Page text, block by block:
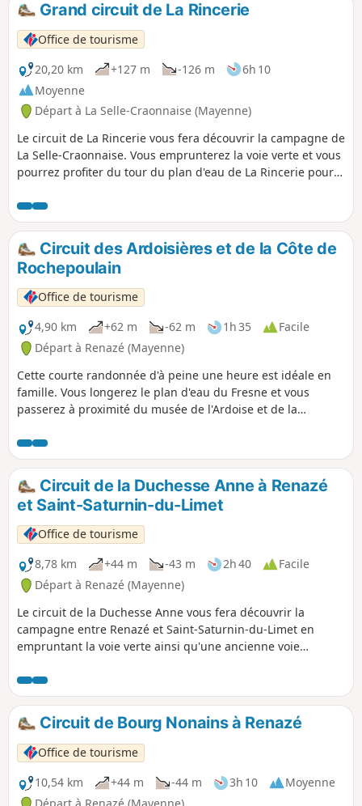
Grand circuit de La Rincerie
Office de tourisme
20,20 km
+127 m -126 m
6h 10
Moyenne
Départ à La Selle-Craonnaise (Mayenne)
Le circuit de La Rincerie vous fera découvrir la campagne de
La Selle-Craonnaise. Vous emprunterez la voie verte et vous
pourrez profiter du tour du plan d'eau de La Rincerie pour
Circuit des Ardoisières et de la Côte de
Rochepoulain
Office de tourisme
4,90 km
+62 m -62 m 1h 35
Facile
Départ à Renazé (Mayenne)
Cette courte randonnée d'à peine une heure est idéale en
famille. Vous longerez le plan d'eau du Fresne et vous
passerez à proximité du musée de l'Ardoise et de la
Circuit de la Duchesse Anne à Renazé
et Saint-Saturnin-du-Limet
Office de tourisme
8,78 km
+44 m -43 m 2h 40
Facile
Départ à Renazé (Mayenne)
Le circuit de la Duchesse Anne vous fera découvrir la
campagne entre Renazé et Saint-Saturnin-du-Limet en
empruntant la voie verte ainsi qu'une ancienne voie
Circuit de Bourg Nonains à Renazé
Office de tourisme
10,54 km
+44 m -44 m 3h 10
Moyenne